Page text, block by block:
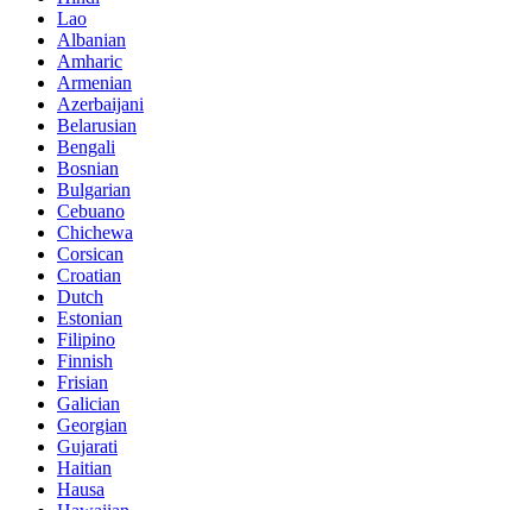
Lao
Albanian
Amharic
Armenian
Azerbaijani
Belarusian
Bengali
Bosnian
Bulgarian
Cebuano
Chichewa
Corsican
Croatian
Dutch
Estonian
Filipino
Finnish
Frisian
Galician
Georgian
Gujarati
Haitian
Hausa